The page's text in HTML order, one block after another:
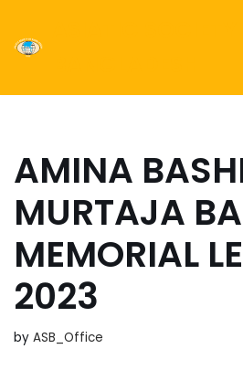
Skip
content
AMINA
MURTAJA
MEMORIAL
2023
by ASB_Office